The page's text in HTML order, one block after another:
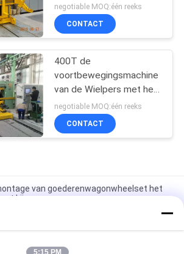
negotiable MOQ:één reeks
CONTACT
400T de
voortbewegingsmachine
van de Wielpers met het
Systeem van de
Olieinjectie
negotiable MOQ:één reeks
CONTACT
van goederenwagonwheelset het
Lijn
3000kN Wheelset demonteert
5:15 PM